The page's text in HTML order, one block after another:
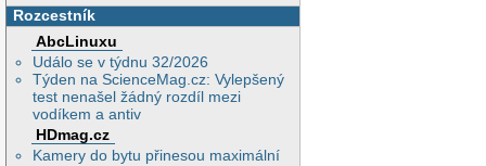
Rozcestník
AbcLinuxu
Událo se v týdnu 32/2026
Týden na ScienceMag.cz: Vylepšený
test nenašel žádný rozdíl mezi
vodíkem a antiv
HDmag.cz
Kamery do bytu přinesou maximální